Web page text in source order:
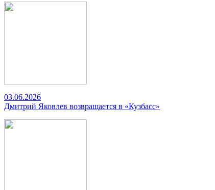
03.06.2026
Дмитрий Яковлев возвращается в «Кузбасс»